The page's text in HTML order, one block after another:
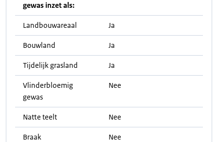
gewas inzet als:
Landbouwareaal Ja
Bouwland Ja
Tijdelijk grasland Ja
Vlinderbloemig
gewas
Nee
Natte teelt Nee
Braak Nee